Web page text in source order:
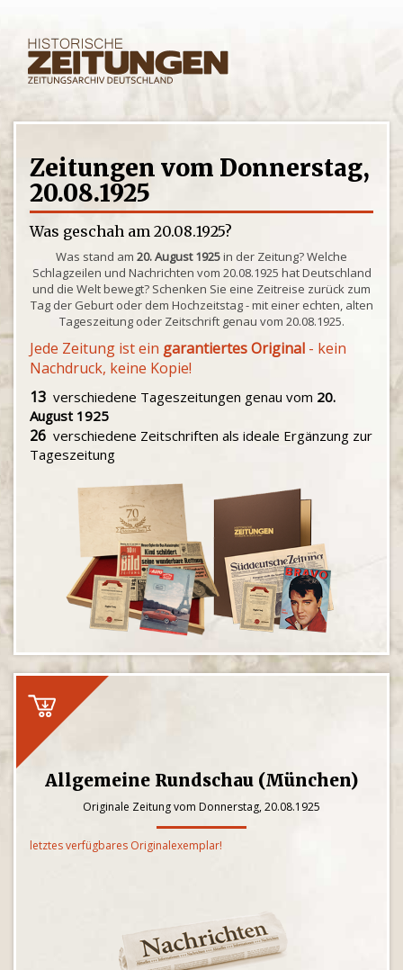
Zeitungen vom Donnerstag,
20.08.1925
Was geschah am 20.08.1925?
Was stand am 20. August 1925in der Zeitung? Welche
Schlagzeilen und Nachrichten vom 20.08.1925 hat Deutschland
und die Welt bewegt? Schenken Sie eine Zeitreise zurück zum
Tag der Geburt oder dem Hochzeitstag - mit einer echten, alten
Tageszeitung oder Zeitschrift genau vom 20.08.1925.
Jede Zeitung ist ein garantiertes Original - kein
Nachdruck, keine Kopie!
13 verschiedene Tageszeitungen genau vom 20.
August 1925
26 verschiedene Zeitschriften als ideale Ergänzung zur
Tageszeitung
Allgemeine Rundschau (München)
Originale Zeitung vom Donnerstag, 20.08.1925
letztes verfügbares Originalexemplar!